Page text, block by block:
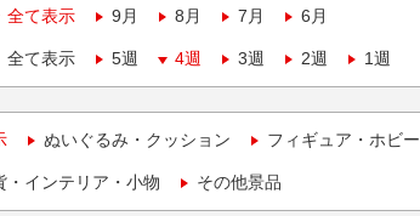
全て表示 9月 8月 7月 6月
全て表示 5週 4週 3週 2週 1週
ぬいぐるみ・クッション フィギュア・ホビー
・インテリア・小物 その他景品